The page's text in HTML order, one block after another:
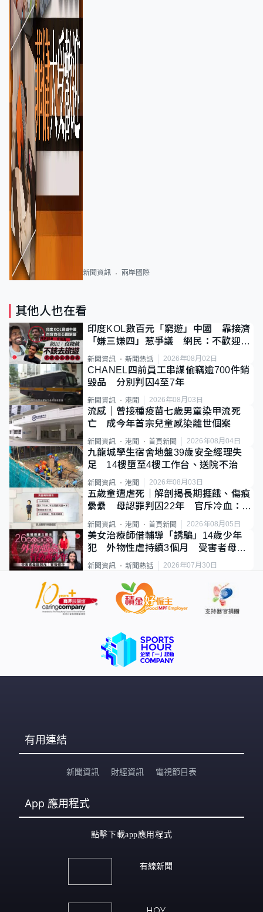
新聞資訊 兩岸國際
其他人也在看
印度KOL數百元「窮遊」中國 靠接濟
「嫌三嫌四」惹爭議 網民：不歡迎劣
質旅客
新聞資訊 新聞熱話 2026年08月02日
CHANEL四前員工串謀偷竊逾700件銷
毀品 分別判囚4至7年
新聞資訊 港聞 2026年08月03日
流感｜曾接種疫苗七歲男童染甲流死
亡 成今年首宗兒童感染離世個案
新聞資訊 港聞 首頁新聞 2026年08月04日
九龍城學生宿舍地盤39歲安全經理失
足 14樓墮至4樓工作台、送院不治
新聞資訊 港聞 2026年08月03日
五歲童遭虐死｜解剖揭長期捱餓、傷痕
纍纍 母認罪判囚22年 官斥冷血：同
類案最惡劣
新聞資訊 港聞 首頁新聞 2026年08月05日
美女治療師借輔導「誘騙」14歲少年
犯 外物性虐持續3個月 受害者母：
要保護其他人
新聞資訊 新聞熱話 2026年07月30日
有用連結
新聞資訊 財經資訊 電視節目表
App 應用程式
點擊下載app應用程式
有線新聞